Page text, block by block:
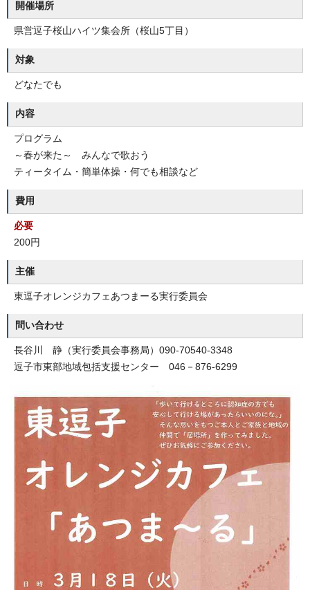
開催場所
県営逗子桜山ハイツ集会所（桜山5丁目）
対象
どなたでも
内容
プログラム
～春が来た～ みんなで歌おう
ティータイム・簡単体操・何でも相談など
費用
必要
200円
主催
東逗子オレンジカフェあつまーる実行委員会
問い合わせ
長谷川 静（実行委員会事務局）090-70540-3348
逗子市東部地域包括支援センター 046－876-6299